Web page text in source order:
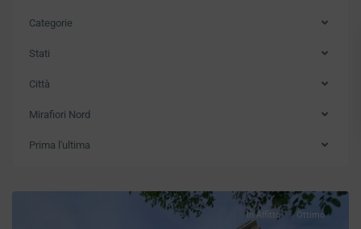
Categorie
Stati
Città
Mirafiori Nord
Prima l'ultima
In Affitto Ottimo